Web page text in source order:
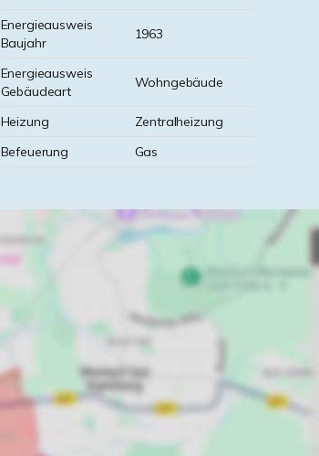
Energieausweis
Baujahr
1963
Energieausweis
Gebäudeart
Wohngebäude
Heizung
Zentralheizung
Befeuerung
Gas